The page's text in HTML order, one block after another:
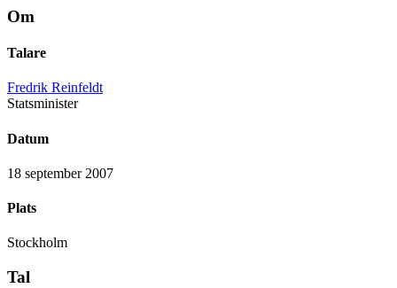
Om
Talare
Fredrik Reinfeldt
Statsminister
Datum
18 september 2007
Plats
Stockholm
Tal